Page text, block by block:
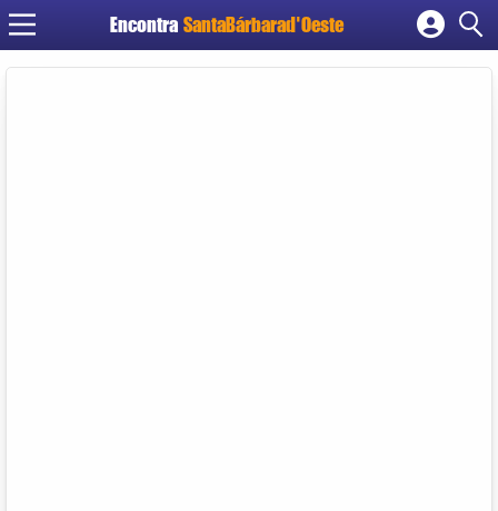
Encontra SantaBárbarad'Oeste
Cadastrar empresa